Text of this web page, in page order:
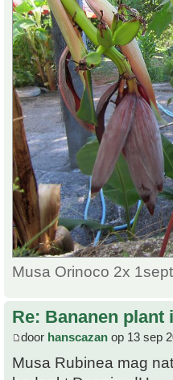
Musa Orinoco 2x
Re: Bananen
door hanscazan op 13 sep
Musa Rubinea mag